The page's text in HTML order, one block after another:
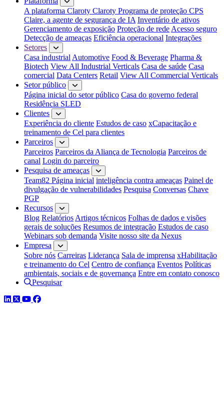
A plataforma Claroty Claroty Programa de proteção CPS
Claire, a agente de segurança de IA Inventário de ativos
Gerenciamento de exposição Proteção de redeAcesso seguro
Detecção de ameaças Eficiência operacional Integrações
Setores
Casa industrialAutomotive Food & Beverage Pharma &
Biotech View All Industrial Verticals Casa de saúde Casa
comercial Data Centers Retail View All Commercial Verticals
Setor público
Página inicial do setor público Casa do governo federal
Residência SLED
Clientes
Experiência do cliente Estudos de caso xCapacitação e
treinamento de Cel para clientes
Parceiros
Parceiros Parceiros da Aliança de Tecnologia Parceiros de
canal Login do parceiro
Pesquisa de ameaças
Team82 Página inicial inteligência contra ameaças Painel de
divulgação de vulnerabilidades Pesquisa Conversas Chave
PGP
Recursos
Blog RelatóriosArtigos técnicos Folhas de dados e visões
gerais de soluções Resumos de integração Estudos de caso
Webinars sob demanda Visite nosso site da Nexus
Empresa
Sobre nós Carreiras Liderança Sala de imprensa xHabilitação
e treinamento do Cel Centro de confiança Eventos Políticas
ambientais, sociais e de governança Entre em contato conosco
Pesquisar
LinkedIn
TwitterYouTube
Facebook